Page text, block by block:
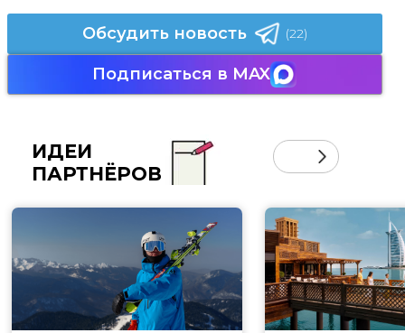
Обсудить новость (22)
Подписаться в MAX
ИДЕИ
ПАРТНЁРОВ